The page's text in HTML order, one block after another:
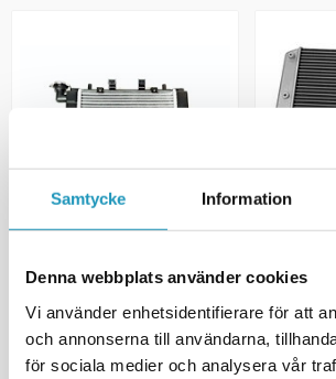
Samtycke Information
Denna webbplats använder cookies
Vi använder enhetsidentifierare för att
och annonserna till användarna,
för sociala medier och analysera vår
4 895 kr (inkl. mva)
2 PÅ LAGER
+ LEGG TIL I
3
1 PÅ
+